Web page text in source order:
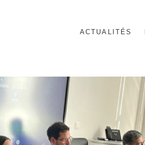
ACTUALITÉS